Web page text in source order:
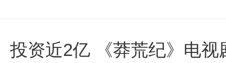
投资近2亿 《莽荒纪》电视